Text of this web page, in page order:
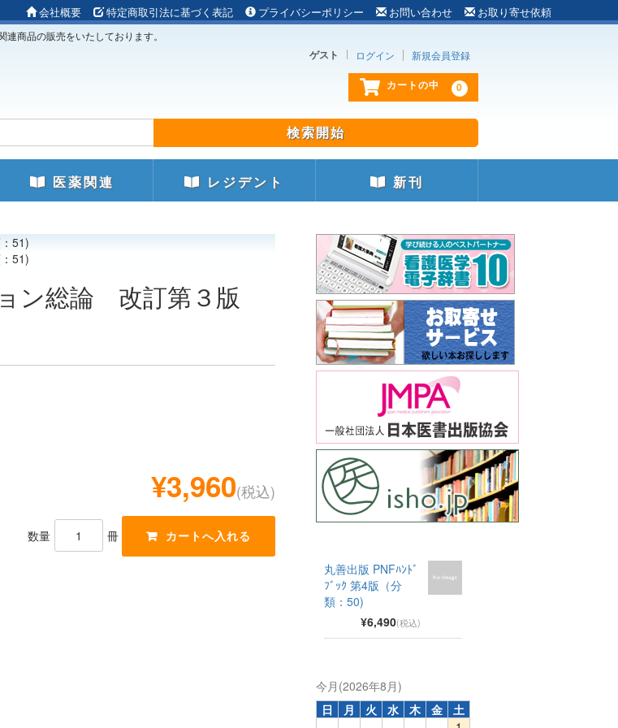
会社概要 特定商取引法に基づく表記 プライバシーポリシー お問い合わせ お取り寄せ依頼
商品の販売をいたしております。
ゲスト ログイン 新規会員登録
カートの中 0
医薬関連 レジデント 新刊
51)
51)
ン総論 改訂第３版
¥3,960(税込)
数量 冊
丸善出版 PNFﾊﾝﾄﾞ
ﾌﾞｯｸ 第4版（分
類：50)
¥6,490(税込)
今月(2026年8月)
日
月 火 水 木 金
土